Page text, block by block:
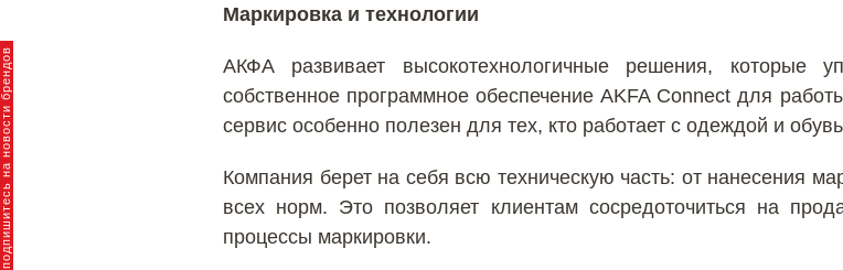
брендов
Маркировка и технологии
АКФА развивает высокотехнологичные решения,
собственное программное обеспечение AKFA Connect для
сервис особенно полезен для тех, кто работает с одеждой и
Компания берет на себя всю техническую часть: от нанесения
всех норм. Это позволяет клиентам сосредоточиться на
процессы маркировки.